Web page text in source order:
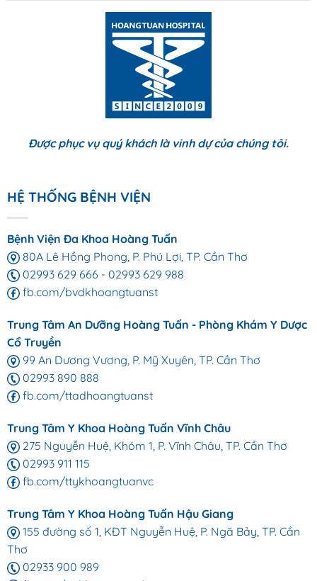
Được phục vụ quý khách là vinh dự của chúng tôi.
HỆ THỐNG BỆNH VIỆN
Bệnh Viện Đa Khoa Hoàng Tuấn
80A Lê Hồng Phong, P. Phú Lợi, TP. Cần Thơ
02993 629 666 - 02993 629 988
fb.com/bvdkhoangtuanst
Trung Tâm An Dưỡng Hoàng Tuấn - Phòng Khám Y Dược
Cổ Truyền
99 An Dương Vương, P. Mỹ Xuyên, TP. Cần Thơ
02993 890 888
fb.com/ttadhoangtuanst
Trung Tâm Y Khoa Hoàng Tuấn Vĩnh Châu
275 Nguyễn Huệ, Khóm 1, P. Vĩnh Châu, TP. Cần Thơ
02993 911 115
fb.com/ttykhoangtuanvc
Trung Tâm Y Khoa Hoàng Tuấn Hậu Giang
155 đường số 1, KĐT Nguyễn Huệ, P. Ngã Bảy, TP. Cần
Thơ
02933 900 989